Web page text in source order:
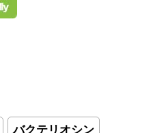
バクテリオシン